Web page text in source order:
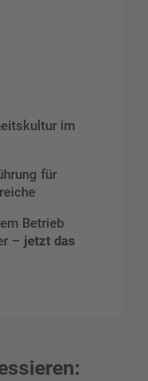
im
für
Betrieb
– jetzt das